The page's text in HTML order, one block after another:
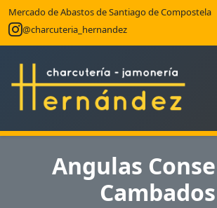
Mercado de Abastos de Santiago de Compostela
@charcuteria_hernandez
Angulas
Cambados